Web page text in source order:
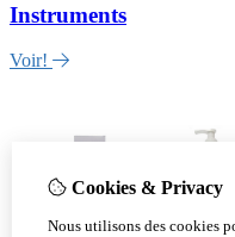
Instruments
Voir!
Cookies & Privacy
Nous utilisons des cookies